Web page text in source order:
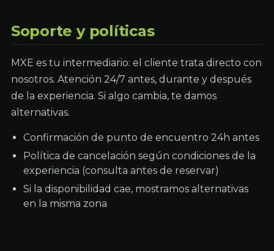
Soporte y políticas
MXE es tu intermediario: el cliente trata directo con
nosotros. Atención 24/7 antes, durante y después
de la experiencia. Si algo cambia, te damos
alternativas.
Confirmación de punto de encuentro 24h antes
Política de cancelación según condiciones de la
experiencia (consulta antes de reservar)
Si la disponibilidad cae, mostramos alternativas
en la misma zona